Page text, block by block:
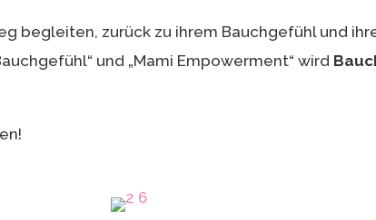
begleiten, zurück zu ihrem Bauchgefühl und
und „Mami Empowerment“ wird